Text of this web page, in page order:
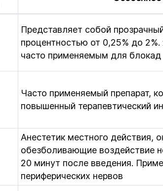
Представляет собой
процентностью от 0,25% до
часто применяемым для блокад
Часто применяемый препарат,
повышенный терапевтический
Анестетик местного действия,
обезболивающие воздействие
20 минут после введения.
периферических нервов